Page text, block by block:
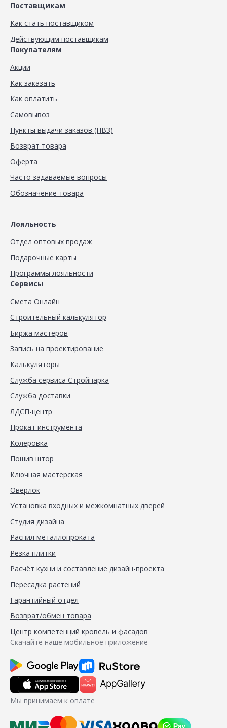
Поставщикам
Как стать поставщиком
Действующим поставщикам
Покупателям
Акции
Как заказать
Как оплатить
Самовывоз
Пункты выдачи заказов (ПВЗ)
Возврат товара
Оферта
Часто задаваемые вопросы
Обозначение товара
Лояльность
Отдел оптовых продаж
Подарочные карты
Программы лояльности
Сервисы
Смета Онлайн
Строительный калькулятор
Биржа мастеров
Запись на проектирование
Калькуляторы
Служба сервиса Стройпарка
Служба доставки
ЛДСП-центр
Прокат инструмента
Колеровка
Пошив штор
Ключная мастерская
Оверлок
Установка входных и межкомнатных дверей
Студия дизайна
Распил металлопроката
Резка плитки
Расчёт кухни и составление дизайн-проекта
Пересадка растений
Гарантийный отдел
Возврат/обмен товара
Центр компетенций кровель и фасадов
Скачайте наше мобильное приложение
Мы принимаем к оплате